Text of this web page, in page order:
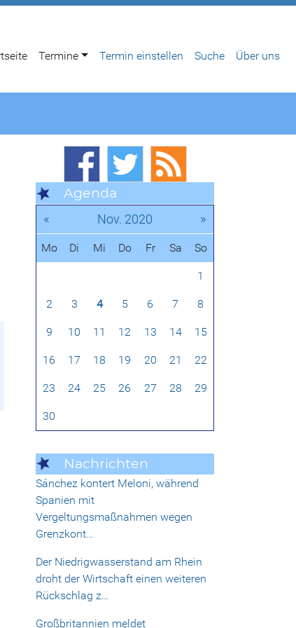
Termine Termin einstellen Suche Über uns
Agenda
« Nov. 2020 »
Mo Di Mi Do Fr Sa So
1
2 3 4 5 6 7 8
9 10 11 12 13 14 15
16 17 18 19 20 21 22
23 24 25 26 27 28 29
30
Nachrichten
Sánchez kontert Meloni, während
Spanien mit
Vergeltungsmaßnahmen wegen
Grenzkont…
Der Niedrigwasserstand am Rhein
droht der Wirtschaft einen weiteren
Rückschlag z…
Großbritannien meldet